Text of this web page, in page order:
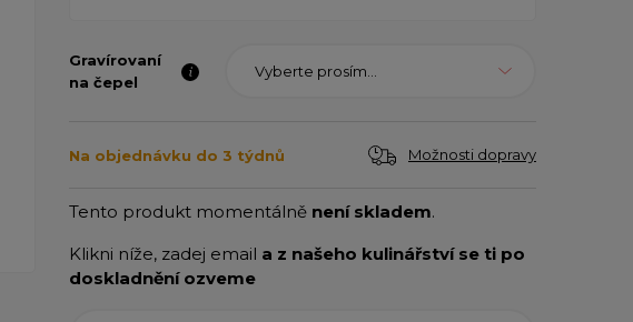
Gravírovaní
na čepel
Vyberte prosím...
Na objednávku do 3 týdnů Možnosti dopravy
Tento produkt momentálně není skladem.
Klikni níže, zadej email a z našeho kulinářství se ti po
doskladnění ozveme